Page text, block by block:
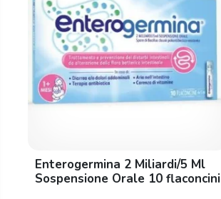
Enterogermina 2 Miliardi/5 Ml
Sospensione Orale 10 flaconcini